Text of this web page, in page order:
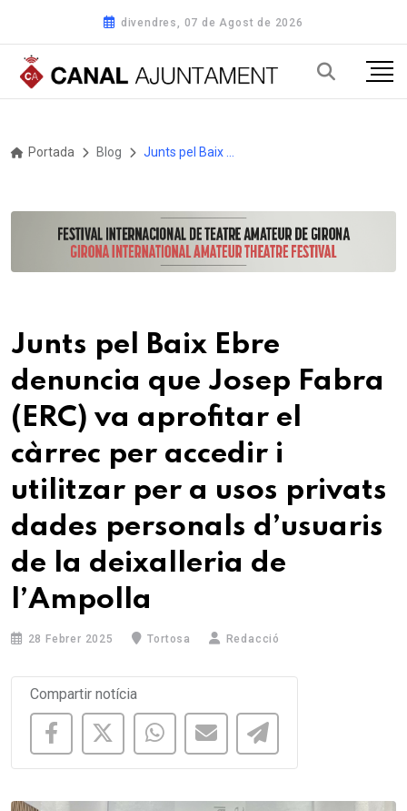
divendres, 07 de Agost de 2026
Portada Blog
Junts pel Baix Ebre
denuncia que Josep Fabra
(ERC) va aprofitar el
càrrec per accedir i
utilitzar per a usos privats
dades personals d’usuaris
de la deixalleria de
l’Ampolla
28 Febrer 2025 Tortosa Redacció
Compartir notícia